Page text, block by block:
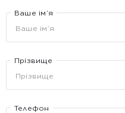
Ваше ім’я
Прізвище
Телефон